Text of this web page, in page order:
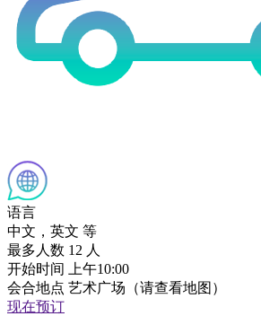
语言
中文，英文 等
最多人数 12 人
开始时间
上午10:00
会合地点 艺术广场（请查看地图）
现在预订